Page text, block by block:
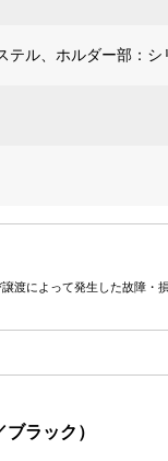
テル、ホルダー部：
によって発生した故障・
ラック）